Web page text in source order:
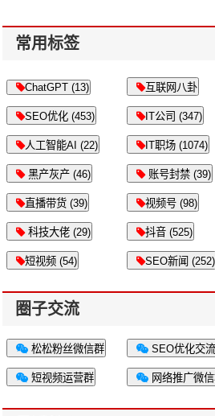
常用标签
ChatGPT (13) 互联网八卦
SEO优化 (453) IT公司 (347)
人工智能AI (22) IT职场 (1074)
黑产灰产 (46) 账号封禁 (39)
直播带货 (39) 视频号 (98)
科技大佬 (29) 抖音 (525)
短视频 (54) SEO新闻 (252)
圈子交流
松松粉丝微信群 SEO优化交
短视频运营群 网络推广微